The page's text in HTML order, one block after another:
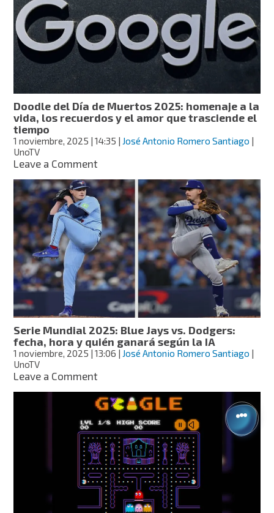
la
mariposa
monarca
con
un
doodle
animado
Doodle del Día de Muertos 2025: homenaje a la
vida, los recuerdos y el amor que trasciende el
tiempo
1 noviembre, 2025 | 14:35 | José Antonio Romero Santiago |
UnoTV
Leave a Commenton
del
Día
de
Muertos
2025:
homenaje
a
la
vida,
recuerdos
y
el
amor
que
tiempo
Serie Mundial 2025: Blue Jays vs. Dodgers:
fecha, hora y quién ganará según la IA
1 noviembre, 2025 | 13:06 José Antonio Romero Santiago
UnoTV
Leave a Commenton
Mundial
2025:
Blue
Jays
vs.
Dodgers:
fecha,
hora
quién